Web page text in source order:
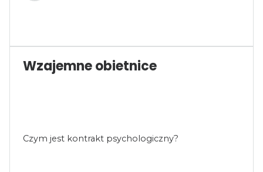
Wzajemne obietnice
Czym jest kontrakt psychologiczny?